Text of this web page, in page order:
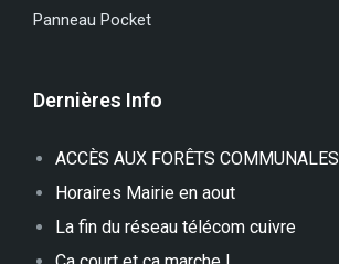
Panneau Pocket
Dernières Info
ACCÈS AUX FORÊTS COMMUNALES
Horaires Mairie en aout
La fin du réseau télécom cuivre